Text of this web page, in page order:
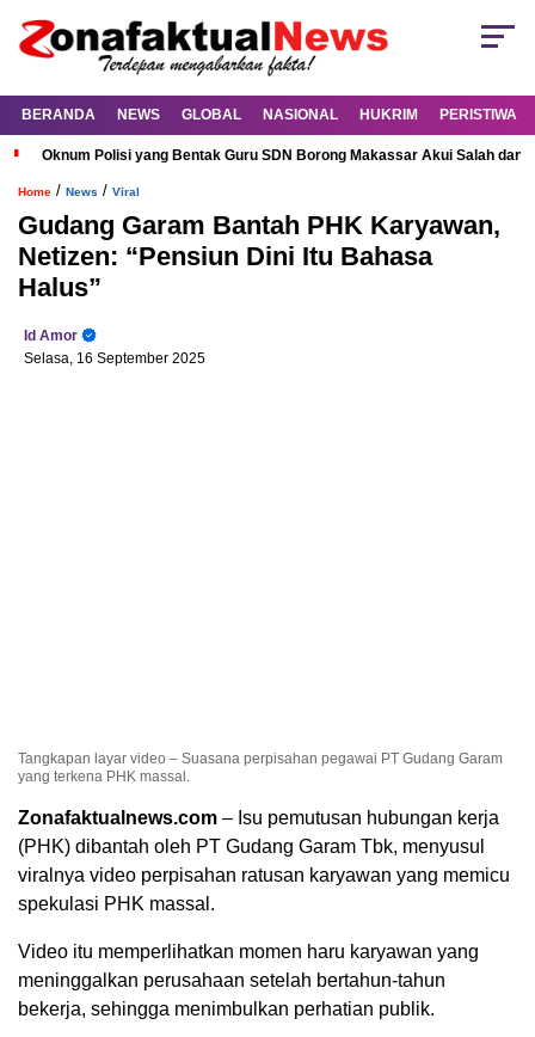
BERANDA NEWS GLOBAL NASIONAL HUKRIM PERISTIWA
Oknum Polisi yang Bentak Guru SDN Borong Makassar Akui Salah dan
Home / News / Viral
Gudang Garam Bantah PHK Karyawan,
Netizen: “Pensiun Dini Itu Bahasa
Halus”
Id Amor
Selasa, 16 September 2025
Tangkapan layar video – Suasana perpisahan pegawai PT Gudang Garam
yang terkena PHK massal.
Zonafaktualnews.com – Isu pemutusan hubungan kerja
(PHK) dibantah oleh PT Gudang Garam Tbk, menyusul
viralnya video perpisahan ratusan karyawan yang memicu
spekulasi PHK massal.
Video itu memperlihatkan momen haru karyawan yang
meninggalkan perusahaan setelah bertahun-tahun
bekerja, sehingga menimbulkan perhatian publik.